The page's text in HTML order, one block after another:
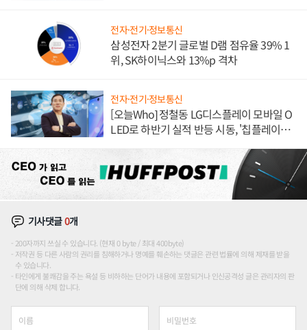
전자·전기·정보통신
삼성전자 2분기 글로벌 D램 점유율 39% 1
위, SK하이닉스와 13%p 격차
전자·전기·정보통신
[오늘Who] 정철동 LG디스플레이 모바일 O
LED로 하반기 실적 반등 시동, '칩플레이
기사댓글0개
200자까지 쓰실 수 있습니다. (현재 0 byte / 최대 400byte)
저작권 등 다른 사람의 권리를 침해하거나 명예를 훼손하는 댓글은 관련 법률에 의해 제재를 받을
수 있습니다.
타인에게 불쾌감을 주는 욕설 등 비하하는 단어가 내용에 포함되거나 인신공격성 글은 관리자의 판
단에 의해 삭제 합니다.